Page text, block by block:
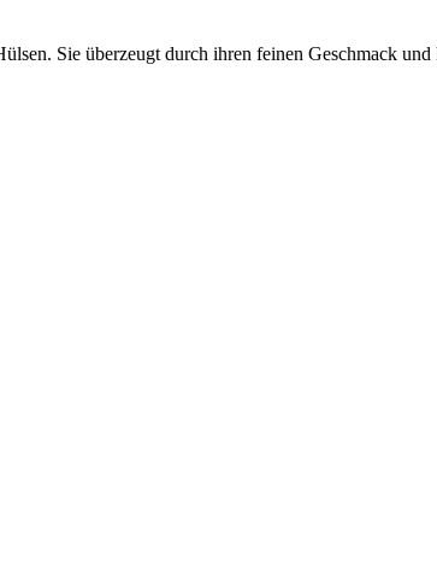
Sie überzeugt durch ihren feinen Geschmack